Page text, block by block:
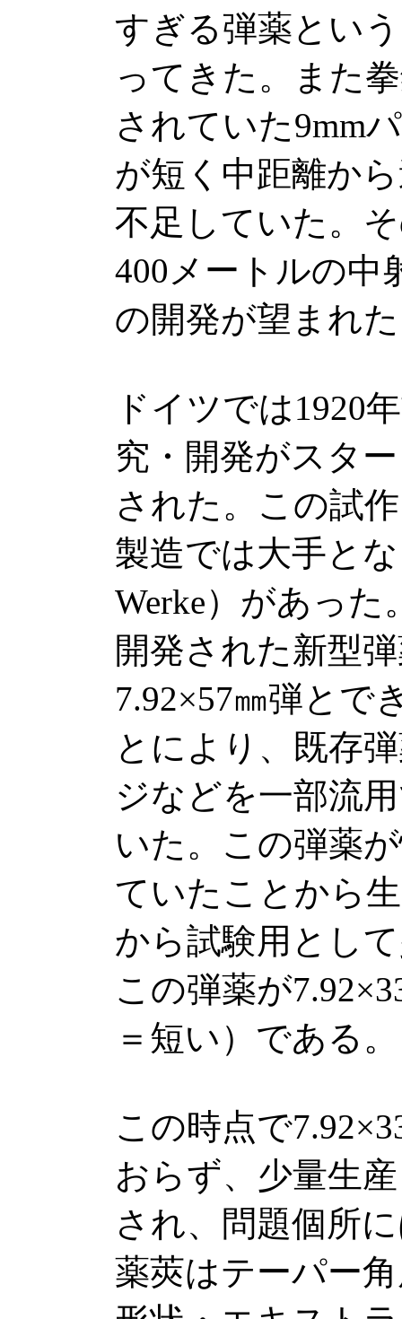
すぎる弾薬とい
ってきた。また
されていた9mm
が短く中距離か
不足していた。
400メートルの中
の開発が望まれ
ドイツでは1920
究・開発がスタ
された。この試
製造では大手と
Werke）があった
開発された新型
7.92×57㎜弾とで
とにより、既存
ジなどを一部流
いた。この弾薬
ていたことから
から試験用とし
この弾薬が
＝短い）である。
この時点で
おらず、少量生
され、問題個所
薬莢はテーパー